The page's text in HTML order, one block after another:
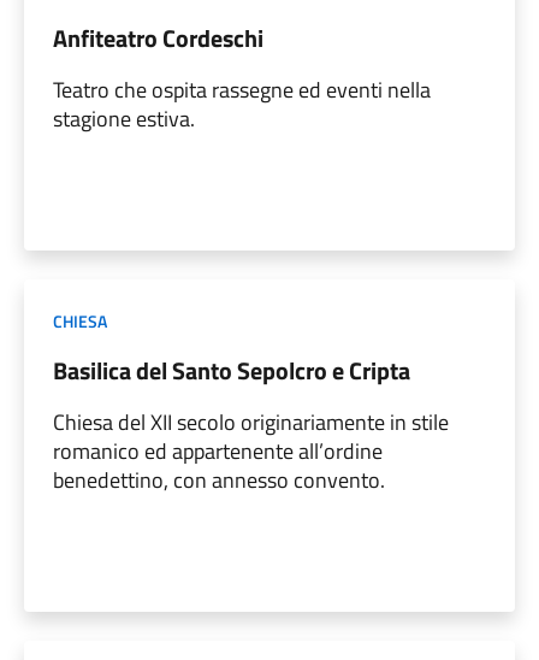
Anfiteatro Cordeschi
Teatro che ospita rassegne ed eventi nella
stagione estiva.
CHIESA
Basilica del Santo Sepolcro e Cripta
Chiesa del XII secolo originariamente in stile
romanico ed appartenente all’ordine
benedettino, con annesso convento.